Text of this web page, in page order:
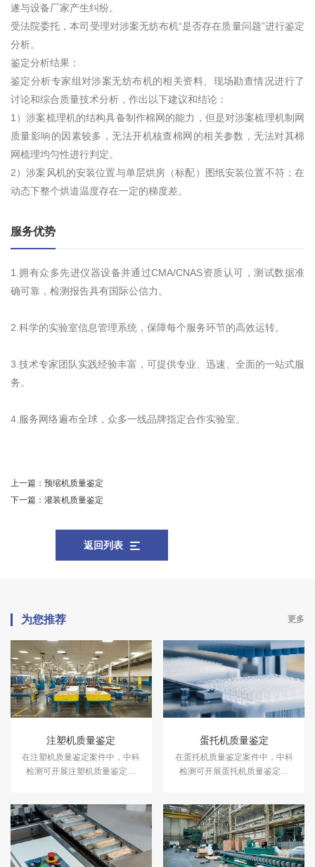
遂与设备厂家产生纠纷。
受法院委托，本司受理对涉案无纺布机“是否存在质量问题”进行鉴定
分析。
鉴定分析结果：
鉴定分析专家组对涉案无纺布机的相关资料、现场勘查情况进行了
讨论和综合质量技术分析，作出以下建议和结论：
1）涉案梳理机的结构具备制作棉网的能力，但是对涉案梳理机制网
质量影响的因素较多，无法开机核查棉网的相关参数，无法对其棉
网梳理均匀性进行判定。
2）涉案风机的安装位置与单层烘房（标配）图纸安装位置不符；在
动态下整个烘道温度存在一定的梯度差。
服务优势
1.拥有众多先进仪器设备并通过CMA/CNAS资质认可，测试数据准
确可靠，检测报告具有国际公信力。
2.科学的实验室信息管理系统，保障每个服务环节的高效运转。
3.技术专家团队实践经验丰富，可提供专业、迅速、全面的一站式服
务。
4.服务网络遍布全球，众多一线品牌指定合作实验室。
上一篇： 预缩机质量鉴定
下一篇： 灌装机质量鉴定
返回列表
为您推荐 更多
注塑机质量鉴定
在注塑机质量鉴定案件中，中科
检测可开展注塑机质量鉴定服
蛋托机质量鉴定
在蛋托机质量鉴定案件中，中科
检测可开展蛋托机质量鉴定服